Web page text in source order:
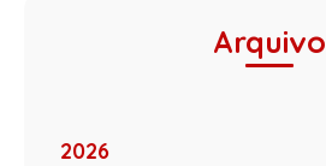
Arquivo
2026